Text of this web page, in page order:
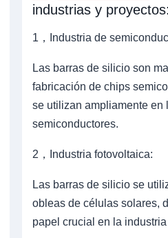
industrias y proyectos:
1，Industria de
Las barras de silicio son
fabricación de chips
se utilizan ampliamente en
semiconductores.
2，Industria fotovoltaica:
Las barras de silicio se
obleas de células solares,
papel crucial en la